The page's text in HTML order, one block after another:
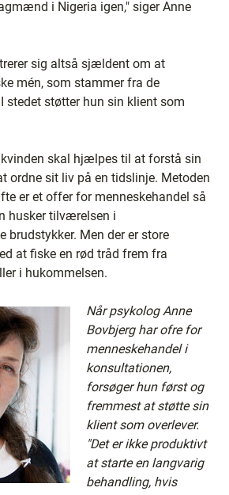
i Nigeria igen," siger Anne
sig altså sjældent om at
mén, som stammer fra de
stedet støtter hun sin klient som
kvinden skal hjælpes til at forstå sin
ordne sit liv på en tidslinje. Metoden
er et offer for menneskehandel så
husker tilværelsen i
brudstykker. Men der er store
at fiske en rød tråd frem fra
i hukommelsen.
Når psykolog Anne
Bovbjerg har ofre for
menneskehandel i
konsultationen,
forsøger hun først og
fremmest at støtte sin
klient som overlever.
"Det er ikke produktivt
at starte en langvarig
behandling, hvis